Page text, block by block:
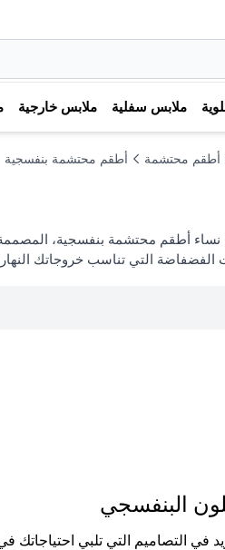
ملابس سفلية ملابس خارجية
أطقم محتشمة أطقم محتشمة بنفسجية
أطقم محتشمة بنفسجية،
التي تناسب خروجاتك
البنفسجي
في التصاميم التي تلبي